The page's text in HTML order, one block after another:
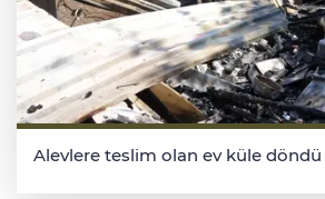
Alevlere teslim olan ev küle döndü